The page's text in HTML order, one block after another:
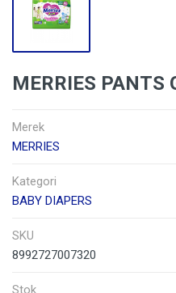
MERRIES PANTS
Merek
MERRIES
Kategori
BABY DIAPERS
SKU
8992727007320
Stok